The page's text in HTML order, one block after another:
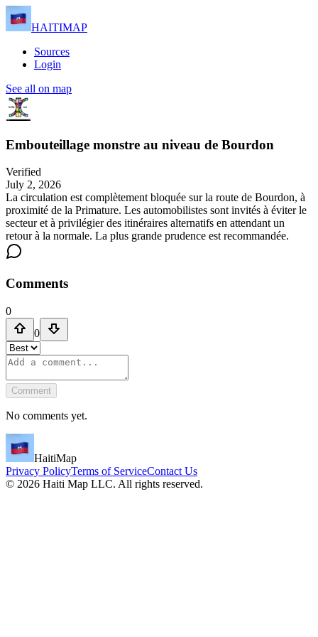
HAITIMAP
Sources
Login
See all on map
Embouteillage monstre au niveau de Bourdon
Verified
July 2, 2026
La circulation est complètement bloquée sur la route de Bourdon, à
proximité de la Primature. Les automobilistes sont invités à éviter le
secteur et à privilégier des itinéraires alternatifs en attendant un
retour à la normale. La plus grande prudence est recommandée.
Comments
0
0
Comment
No comments yet.
HaitiMap
Privacy PolicyTerms of ServiceContact Us
© 2026 Haiti Map LLC. All rights reserved.